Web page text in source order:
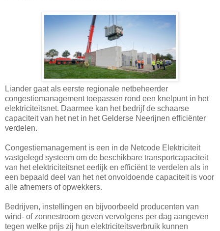
Liander gaat als eerste regionale netbeheerder
congestiemanagement toepassen rond een knelpunt in het
elektriciteitsnet. Daarmee kan het bedrijf de schaarse
capaciteit van het net in het Gelderse Neerijnen efficiënter
verdelen.
Congestiemanagement is een in de Netcode Elektriciteit
vastgelegd systeem om de beschikbare transportcapaciteit
van het elektriciteitsnet eerlijk en efficiënt te verdelen als in
een bepaald deel van het net onvoldoende capaciteit is voor
alle afnemers of opwekkers.
Bedrijven, instellingen en bijvoorbeeld producenten van
wind- of zonnestroom geven vervolgens per dag aangeven
tegen welke prijs zij hun elektriciteitsverbruik kunnen